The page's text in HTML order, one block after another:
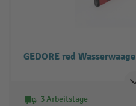
GEDORE red Wasserwaage
3 Arbeitstage